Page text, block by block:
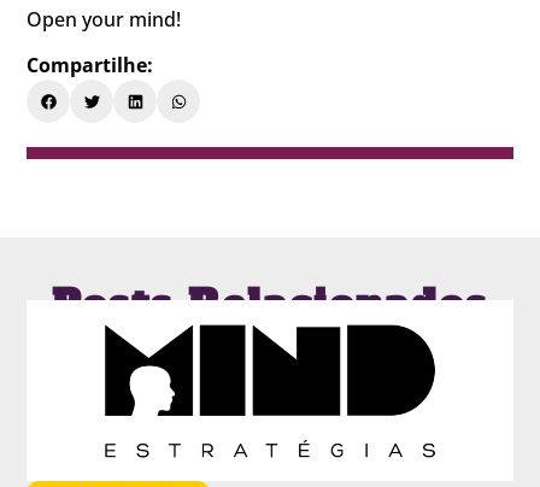
Open your mind!
Compartilhe:
Posts Relacionados